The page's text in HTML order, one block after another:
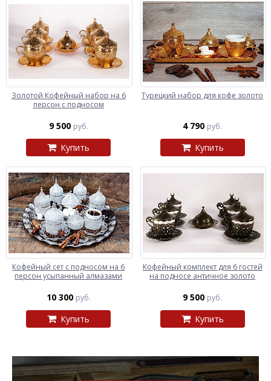
Золотой Кофейный набор на 6
персон с подносом
9 500 руб.
Купить
Турецкий набор для кофе золото
4 790 руб.
Купить
Кофейный сет с подносом на 6
персон усыпанный алмазами
10 300 руб.
Купить
Кофейный комплект для 6 гостей
на подносе античное золото
9 500 руб.
Купить